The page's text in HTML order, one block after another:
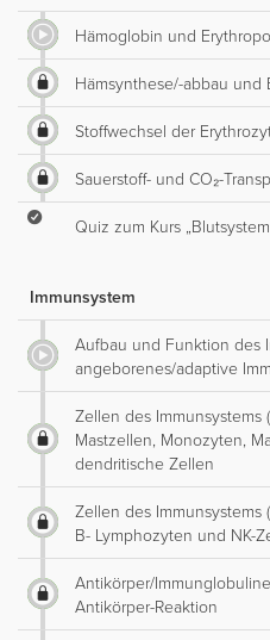
Hämoglobin und
Hämsynthese/-abbau und
Stoffwechsel der
Sauerstoff- und CO₂-
Quiz zum Kurs „Blutsystem
Immunsystem
Aufbau und Funktion des
angeborenes/adaptive
Zellen des Immunsystems
Mastzellen, Monozyten,
dendritische Zellen
Zellen des Immunsystems
B- Lymphozyten und NK-
Antikörper/
Antikörper-Reaktion